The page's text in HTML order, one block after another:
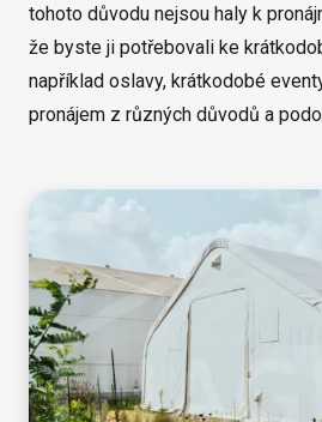
tohoto důvodu nejsou haly k
že byste ji potřebovali ke
například oslavy, krátkodobé
pronájem z různých důvodů a